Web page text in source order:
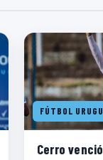
FÚTBOL
Cerro